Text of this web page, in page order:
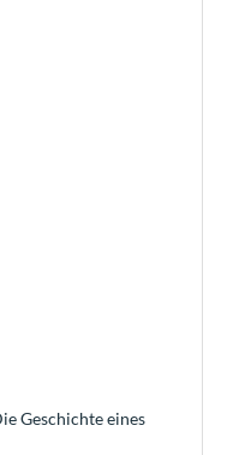
Geschichte eines